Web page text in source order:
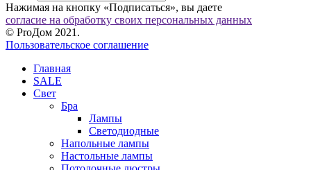
Нажимая на кнопку «Подписаться», вы даете
согласие на обработку своих персональных данных
© ProДом 2021.
Пользовательское соглашение
Главная
SALE
Свет
Бра
Лампы
Светодиодные
Напольные лампы
Настольные лампы